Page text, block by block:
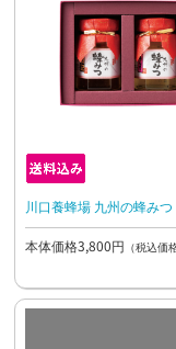
川口養蜂場 九州の蜂みつ
本体価格3,800円 （税込価